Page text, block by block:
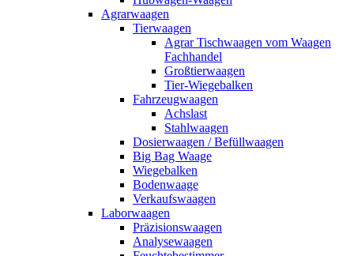
Agrarwaagen
Tierwaagen
Agrar Tischwaagen vom Waagen
Fachhandel
Großtierwaagen
Tier-Wiegebalken
Fahrzeugwaagen
Achslast
Stahlwaagen
Dosierwaagen / Befüllwaagen
Big Bag Waage
Wiegebalken
Bodenwaage
Verkaufswaagen
Laborwaagen
Präzisionswaagen
Analysewaagen